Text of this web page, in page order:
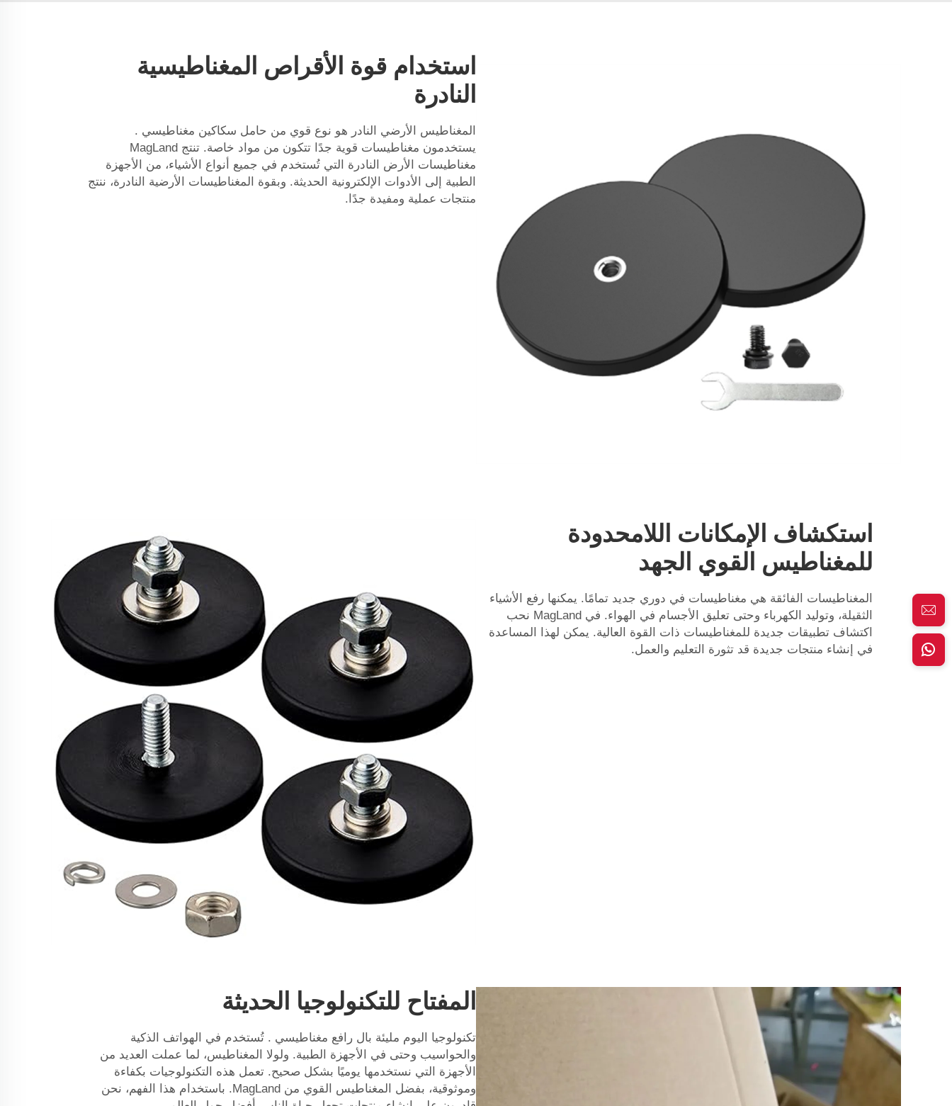
استخدام قوة الأقراص المغناطيسية
النادرة
المغناطيس الأرضي النادر هو نوع قوي من حامل سكاكين مغناطيسي .
يستخدمون مغناطيسات قوية جدًا تتكون من مواد خاصة. تنتج MagLand
مغناطيسات الأرض النادرة التي تُستخدم في جميع أنواع الأشياء، من الأجهزة
الطبية إلى الأدوات الإلكترونية الحديثة. وبقوة المغناطيسات الأرضية النادرة، ننتج
منتجات عملية ومفيدة جدًا.
استكشاف الإمكانات اللامحدودة
للمغناطيس القوي الجهد
المغناطيسات الفائقة هي مغناطيسات في دوري جديد تمامًا. يمكنها رفع الأشياء
الثقيلة، وتوليد الكهرباء وحتى تعليق الأجسام في الهواء. في MagLand نحب
اكتشاف تطبيقات جديدة للمغناطيسات ذات القوة العالية. يمكن لهذا المساعدة
في إنشاء منتجات جديدة قد تثورة التعليم والعمل.
المفتاح للتكنولوجيا الحديثة
تكنولوجيا اليوم مليئة بال رافع مغناطيسي . تُستخدم في الهواتف الذكية
والحواسيب وحتى في الأجهزة الطبية. ولولا المغناطيس، لما عملت العديد من
الأجهزة التي نستخدمها يوميًا بشكل صحيح. تعمل هذه التكنولوجيات بكفاءة
وموثوقية، بفضل المغناطيس القوي من MagLand. باستخدام هذا الفهم، نحن